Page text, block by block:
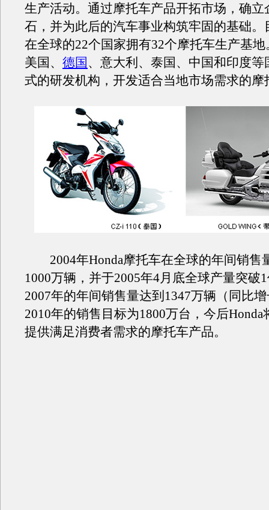
生产活动。通过摩托车产品开拓市场，确立
石，并为此后的汽车事业构筑牢固的基础。
在全球的22个国家拥有32个摩托车生产基
美国、 德国 、意大利、泰国、中国和印度等
式的研发机构，开发适合当地市场需求的摩
2004年Honda摩托车在全球的年间销售
1000万辆，并于2005年4月底全球产量突破
2007年的年间销售量达到1347万辆（同比
2010年的销售目标为1800万台，今后Honda
提供满足消费者需求的摩托车产品。